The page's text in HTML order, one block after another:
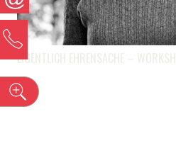
EIGENTLICH EHRENSACHE –